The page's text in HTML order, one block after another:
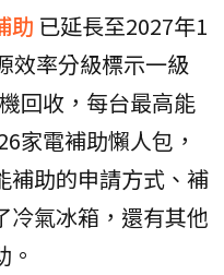
助 已延長至2027年1
效率分級標示一級
回收，每台最高能
家電補助懶人包，
補助的申請方式、補
冷氣冰箱，還有其他